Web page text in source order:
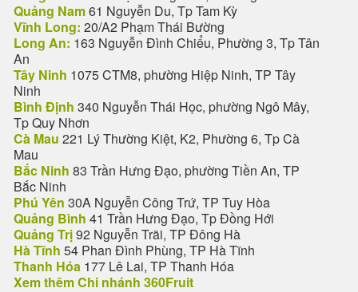
Quảng Nam61 Nguyễn Du, Tp Tam Kỳ
Vĩnh Long: 20/A2 Phạm Thái Bường
Long An: 163 Nguyễn Đình Chiểu, Phường 3, Tp Tân
An
Tây Ninh 1075 CTM8, phường Hiệp Ninh, TP Tây
Ninh
Bình Định 340 Nguyễn Thái Học, phường Ngô Mây,
Tp Quy Nhơn
Cà Mau 221 Lý Thường Kiệt, K2, Phường 6, Tp Cà
Mau
Bắc Ninh 83 Trần Hưng Đạo, phường Tiền An, TP
Bắc Ninh
Phú Yên 30A Nguyễn Công Trứ, TP Tuy Hòa
Quảng Bình 41 Trần Hưng Đạo, Tp Đồng Hới
Quảng Trị92 Nguyễn Trãi, TP Đông Hà
Hà Tĩnh 54 Phan Đình Phùng, TP Hà Tĩnh
Thanh Hóa 177 Lê Lai, TP Thanh Hóa
Xem thêm Chi nhánh 360Fruit